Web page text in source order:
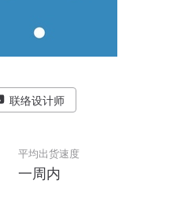
联络设计师
平均出货速度
一周内